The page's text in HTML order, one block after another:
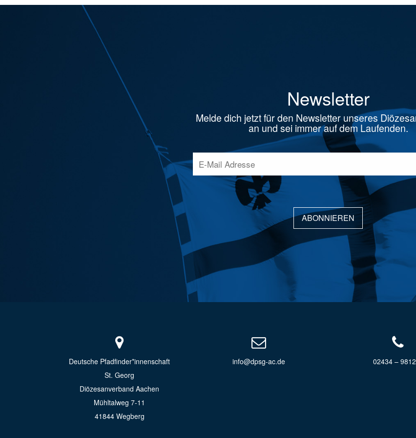
Newsletter
Melde dich jetzt für den Newsletter unseres
an und sei immer auf dem Laufenden.
ABONNIEREN
Deutsche Pfadfinder*innenschaft
St. Georg
Diözesanverband Aachen
Mühltalweg 7-11
41844 Wegberg
info@dpsg-ac.de 02434 –